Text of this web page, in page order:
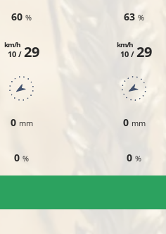
60%
10 /
km/h 29
0 mm
0%
63%
10 /
km/h 29
0 mm
0%